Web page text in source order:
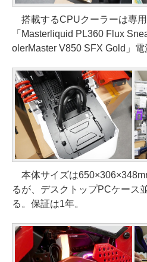
搭載するCPUクーラーは専
「Masterliquid PL360 Flux
olerMaster V850 SFX Gold」電
本体サイズは
るが、デスクトップPCケース
る。保証は1年。